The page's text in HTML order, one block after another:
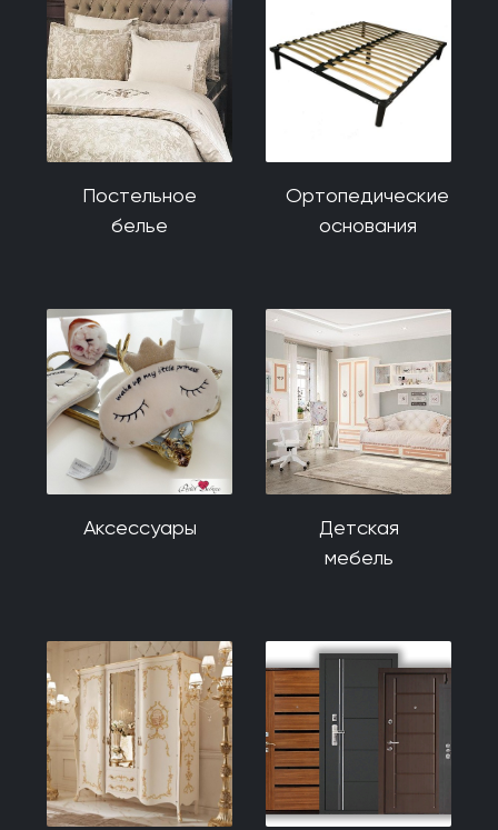
Постельное
белье
Ортопедические
основания
Аксессуары
Детская
мебель